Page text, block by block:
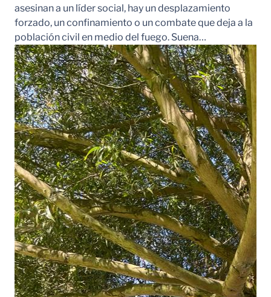
asesinan a un líder social, hay un desplazamiento
forzado, un confinamiento o un combate que deja a la
población civil en medio del fuego. Suena…